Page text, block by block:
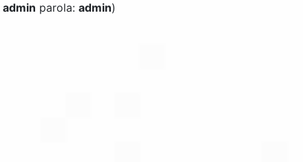
admin parola: admin)